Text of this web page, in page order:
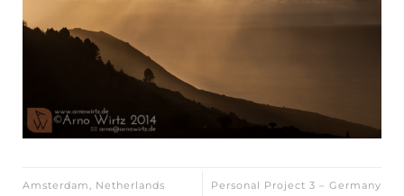
Amsterdam, Netherlands Personal Project 3 – Germany